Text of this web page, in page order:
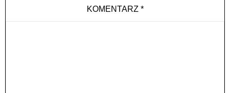
KOMENTARZ *